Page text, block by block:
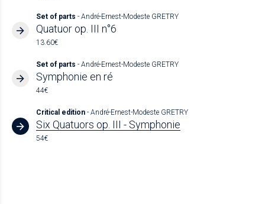
Set of parts - André-Ernest-Modeste GRETRY
Quatuor op. III n°6
13.60€
Set of parts - André-Ernest-Modeste GRETRY
Symphonie en ré
44€
Critical edition - André-Ernest-Modeste GRETRY
Six Quatuors op. III - Symphonie
54€